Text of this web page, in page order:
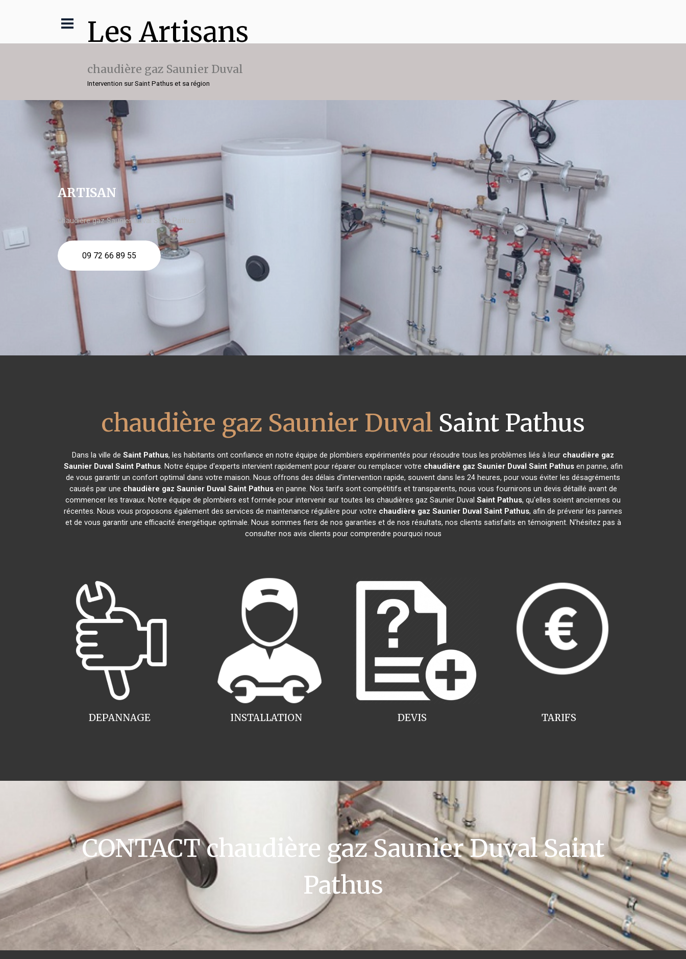
Les Artisans
chaudière gaz Saunier Duval
Intervention sur Saint Pathus et sa région
ARTISAN
chaudière gaz Saunier Duval Saint Pathus
09 72 66 89 55
chaudière gaz Saunier Duval Saint Pathus
Dans la ville de Saint Pathus, les habitants ont confiance en notre équipe de plombiers expérimentés pour résoudre tous les problèmes liés à leur chaudière gaz
Saunier Duval Saint Pathus. Notre équipe d'experts intervient rapidement pour réparer ou remplacer votre chaudière gaz Saunier Duval Saint Pathusen panne, afin
de vous garantir un confort optimal dans votre maison. Nous offrons des délais d'intervention rapide, souvent dans les 24 heures, pour vous éviter les désagréments
causés par une chaudière gaz Saunier Duval Saint Pathusen panne. Nos tarifs sont compétitifs et transparents, nous vous fournirons un devis détaillé avant de
commencer les travaux. Notre équipe de plombiers est formée pour intervenir sur toutes les chaudières gaz Saunier Duval Saint Pathus, qu'elles soient anciennes ou
récentes. Nous vous proposons également des services de maintenance régulière pour votre chaudière gaz Saunier Duval Saint Pathus, afin de prévenir les pannes
et de vous garantir une efficacité énergétique optimale. Nous sommes fiers de nos garanties et de nos résultats, nos clients satisfaits en témoignent. N'hésitez pas à
consulter nos avis clients pour comprendre pourquoi nous
INSTALLATION
DEPANNAGE TARIFS
DEVIS
CONTACT chaudière gaz Saunier Duval Saint
Pathus